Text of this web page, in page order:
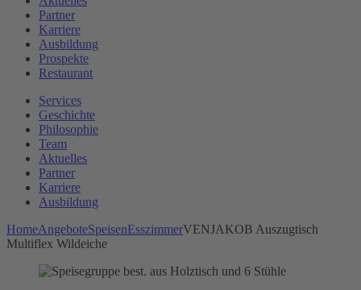
Partner
Karriere
Ausbildung
Prospekte
Restaurant
Services
Geschichte
Philosophie
Team
Aktuelles
Partner
Karriere
Ausbildung
HomeAngeboteSpeisenEsszimmerVENJAKOB Auszugtisch
Multiflex Wildeiche